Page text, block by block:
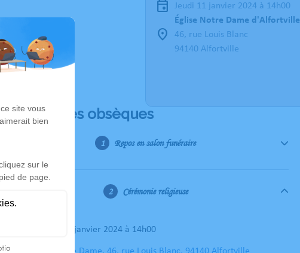
jeudi 11 janvier 2024 à 14h00
Église Notre Dame d'Alfortville
46, rue Louis Blanc
94140 Alfortville
Déroulé des obsèques
Repos en salon funéraire
Cérémonie religieuse
Le jeudi 11 janvier 2024 à 14h00